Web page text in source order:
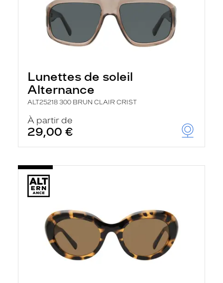
Lunettes de soleil
Alternance
ALT25218 300 BRUN CLAIR CRIST
À partir de
29,00 €